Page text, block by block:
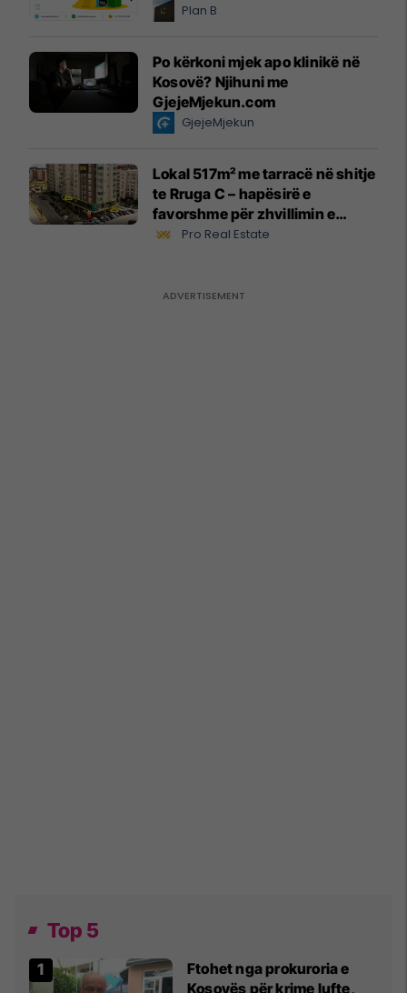
Plan B
Po kërkoni mjek apo klinikë në
Kosovë? Njihuni me
GjejeMjekun.com
GjejeMjekun
Lokal 517m² me tarracë në shitje
te Rruga C – hapësirë e
favorshme për zhvillimin e
biznesit #15796
Pro Real Estate
Top 5
Ftohet nga prokuroria e
Kosovës për krime lufte,